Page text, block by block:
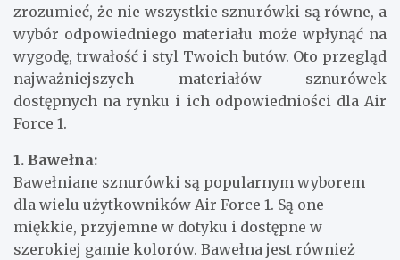
zrozumieć, że nie wszystkie sznurówki są równe, a
wybór odpowiedniego materiału może wpłynąć na
wygodę, trwałość i styl Twoich butów. Oto przegląd
najważniejszych materiałów sznurówek
dostępnych na rynku i ich odpowiedniości dla Air
Force 1.
1. Bawełna:
Bawełniane sznurówki są popularnym wyborem
dla wielu użytkowników Air Force 1. Są one
miękkie, przyjemne w dotyku i dostępne w
szerokiej gamie kolorów. Bawełna jest również